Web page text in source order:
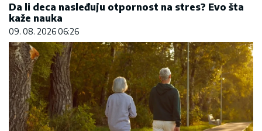
Da li deca nasleđuju otpornost na stres? Evo šta
kaže nauka
09. 08. 2026 06:26